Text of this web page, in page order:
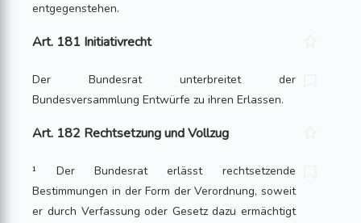
entgegenstehen.
Art. 181 Initiativrecht
Der Bundesrat unterbreitet der
Bundesversammlung Entwürfe zu ihren Erlassen.
Art. 182 Rechtsetzung und Vollzug
¹ Der Bundesrat erlässt rechtsetzende
Bestimmungen in der Form der Verordnung, soweit
er durch Verfassung oder Gesetz dazu ermächtigt